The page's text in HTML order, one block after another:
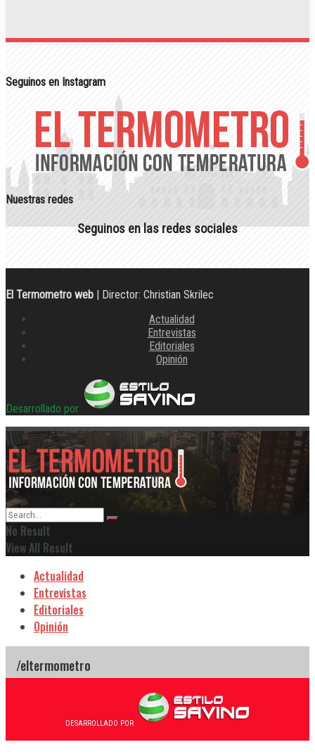
Seguinos en Instagram
Nuestras redes
Seguinos en las redes sociales
El Termometro web | Director: Christian Skrilec
Actualidad
Entrevistas
Editoriales
Opinión
Desarrollado por
No Result
View All Result
Actualidad
Entrevistas
Editoriales
Opinión
DESARROLLADO POR